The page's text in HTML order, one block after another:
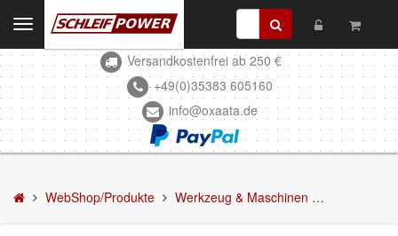
Kontakt
WebShop/Produkte
Schleifmittel
Kleben & Beschichten
Toggle
navigation Versandkostenfrei ab 250 €
+49(0)35383 605160
info@oxaata.de
WebShop/Produkte Werkzeug & Maschinen